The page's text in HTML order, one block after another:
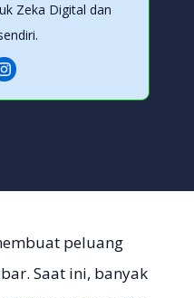
Zeka Digital dan
peluang
Saat ini, banyak